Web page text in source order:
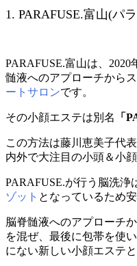
1. PARAFUSE.富山(パ
PARAFUSE.富山は、
髄液へのアプローチから
ートサロンです。
その小顔エステは別名 「
この方法は藤川恵美子代
内外で大注目の小頭＆小顔
PARAFUSE.が行う脳洗浄
ゾット となっているため安
脳脊髄液へのアプローチ
を混ぜ、最後に包帯を使
にない新しい小顔エステ